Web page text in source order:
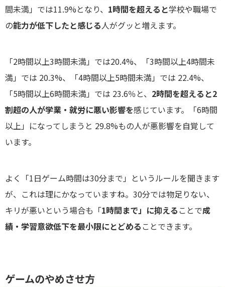
間未満」では11.9%となり、 1時間を超えると学校や職場で
の能力が低下したと感じる人がグッと増えます。
「2時間以上3時間未満」では20.4%、「3時間以上4時間未
満」では 20.3%、「4時間以上5時間未満」では 22.4%、
「5時間以上6時間未満」では 23.6％と、 2時間を超えると2
割超の人が学業・就労に悪い影響を感じています。「6時間
以上」になってしまうと 29.8%もの人が悪影響を自覚して
います。
よく「1日ゲーム時間は30分まで」というルールを聞きます
が、これは理にかなっていますね。30分では物足りない、
キリが悪いという場合も「1時間まで」に抑える ことで成
績・学習意欲低下を最小限にとどめる ことできます。
ゲームのやめさせ方